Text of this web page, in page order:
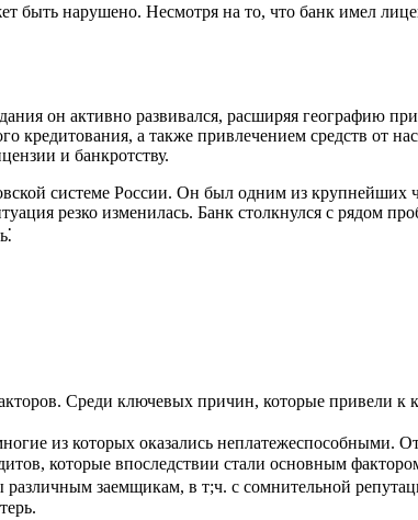
быть нарушено. Несмотря на то, что банк имел
он активно развивался, расширяя географию
кредитования, а также привлечением средств от
и банкротству.
системе России. Он был одним из крупнейших
резко изменилась. Банк столкнулся с рядом
Среди ключевых причин, которые привели к
из которых оказались неплатежеспособными.
которые впоследствии стали основным
заемщикам, в т;ч. с сомнительной